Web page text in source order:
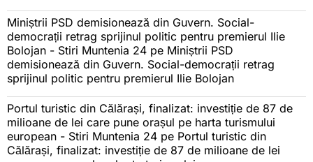
Miniștrii PSD demisionează din Guvern. Social-
democrații retrag sprijinul politic pentru premierul Ilie
Bolojan - Stiri Muntenia 24 pe Miniștrii PSD
demisionează din Guvern. Social-democrații retrag
sprijinul politic pentru premierul Ilie Bolojan
Portul turistic din Călărași, finalizat: investiție de 87 de
milioane de lei care pune orașul pe harta turismului
european - Stiri Muntenia 24 pe Portul turistic din
Călărași, finalizat: investiție de 87 de milioane de lei